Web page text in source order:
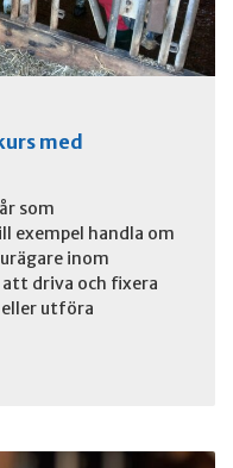
med
som
exempel handla om
inom
driva och fixera
utföra